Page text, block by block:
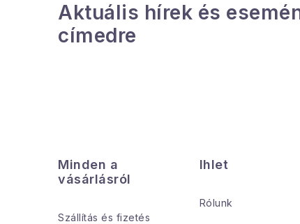
Aktuális hírek és
címedre
Minden a
vásárlásról
Szállítás és fizetés
Ihlet
Rólunk